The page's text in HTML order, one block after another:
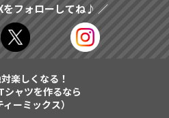
をフォローしてね♪ ／
楽しくなる！
シャツを作るなら
ーミックス）